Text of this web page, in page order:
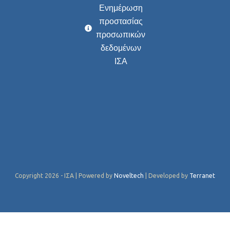
Ενημέρωση
προστασίας
προσωπικών
δεδομένων
ΙΣΑ
Copyright 2026 - ΙΣΑ | Powered by Noveltech | Developed by Terranet